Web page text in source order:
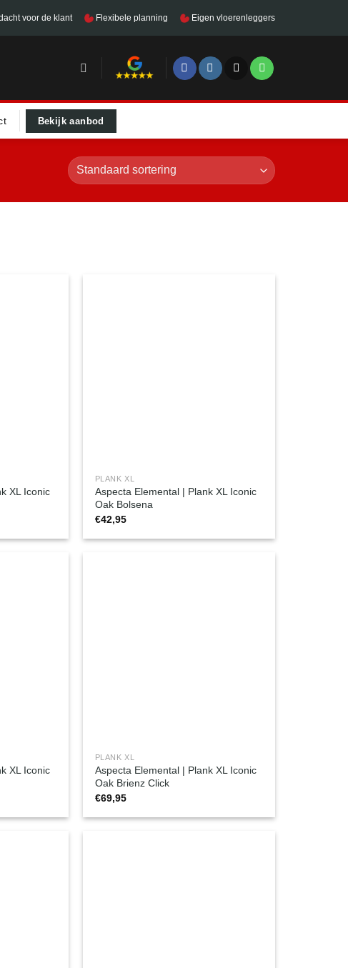
voor de klant Flexibele planning Eigen vloerenleggers
Bekijk aanbod
XL Iconic
PLANK XL
Aspecta Elemental | Plank XL Iconic
Oak Bolsena
€42,95
XL Iconic
PLANK XL
Aspecta Elemental | Plank XL Iconic
Oak Brienz Click
€69,95